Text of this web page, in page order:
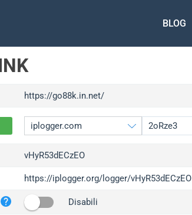
BLOG
https://go88k.in.net/
iplogger.org
wl.gl
vHyR53dECzEO
https://iplogger.org/logger/vHyR53dECzEO
Disabili